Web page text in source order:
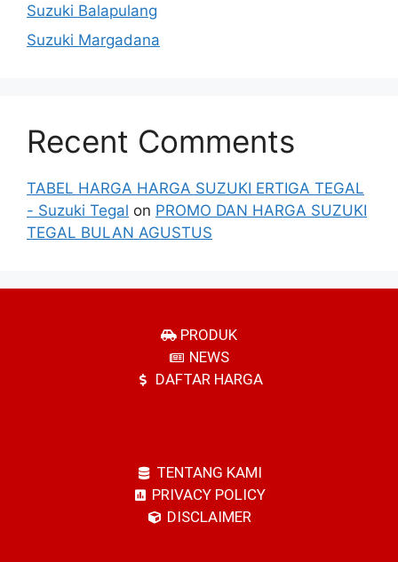
Suzuki Balapulang
Suzuki Margadana
Recent Comments
TABEL HARGA HARGA SUZUKI ERTIGA TEGAL
- Suzuki Tegal on PROMO DAN HARGA SUZUKI
TEGAL BULAN AGUSTUS
PRODUK
NEWS
DAFTAR HARGA
TENTANG KAMI
PRIVACY POLICY
DISCLAIMER